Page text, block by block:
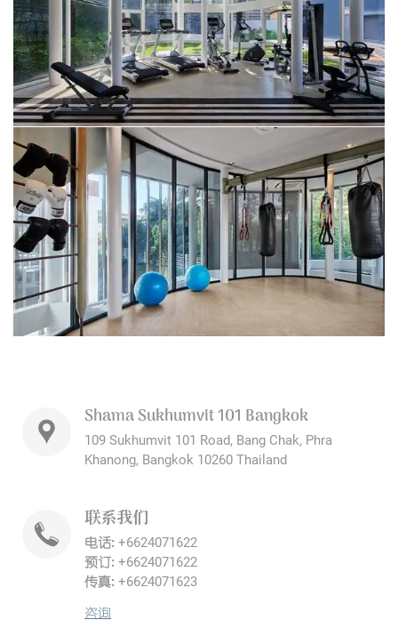
Shama Sukhumvit 101 Bangkok
109 Sukhumvit 101 Road, Bang Chak, Phra
Khanong, Bangkok 10260 Thailand
联系我们
电话: +6624071622
预订: +6624071622
传真: +6624071623
咨询